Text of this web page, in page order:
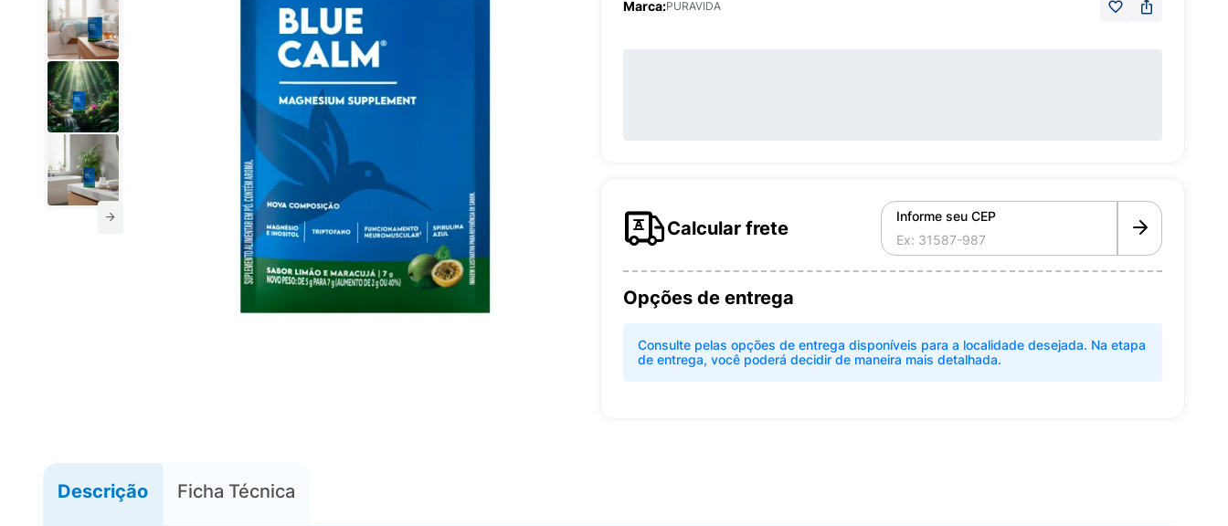
Marca:PURAVIDA
Calcular frete
Informe seu CEP
Opções de entrega
Consulte pelas opções de entrega disponíveis para a localidade desejada. Na etapa
de entrega, você poderá decidir de maneira mais detalhada.
Descrição Ficha Técnica